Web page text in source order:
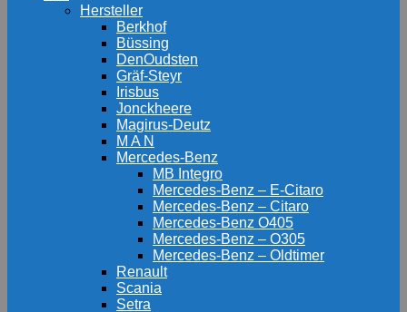
Hersteller
Berkhof
Büssing
DenOudsten
Gräf-Steyr
Irisbus
Jonckheere
Magirus-Deutz
M A N
Mercedes-Benz
MB Integro
Mercedes-Benz – E-Citaro
Mercedes-Benz – Citaro
Mercedes-Benz O405
Mercedes-Benz – O305
Mercedes-Benz – Oldtimer
Renault
Scania
Setra